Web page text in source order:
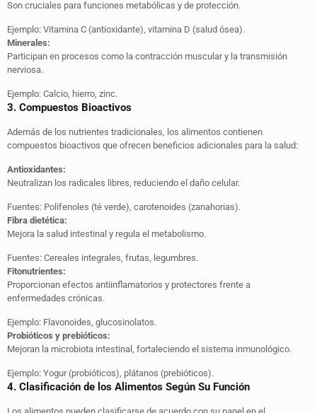
Son cruciales para funciones metabólicas y de protección.
Ejemplo: Vitamina C (antioxidante), vitamina D (salud ósea).
Minerales:
Participan en procesos como la contracción muscular y la transmisión
nerviosa.
Ejemplo: Calcio, hierro, zinc.
3. Compuestos Bioactivos
Además de los nutrientes tradicionales, los alimentos contienen
compuestos bioactivos que ofrecen beneficios adicionales para la salud:
Antioxidantes:
Neutralizan los radicales libres, reduciendo el daño celular.
Fuentes: Polifenoles (té verde), carotenoides (zanahorias).
Fibra dietética:
Mejora la salud intestinal y regula el metabolismo.
Fuentes: Cereales integrales, frutas, legumbres.
Fitonutrientes:
Proporcionan efectos antiinflamatorios y protectores frente a
enfermedades crónicas.
Ejemplo: Flavonoides, glucosinolatos.
Probióticos y prebióticos:
Mejoran la microbiota intestinal, fortaleciendo el sistema inmunológico.
Ejemplo: Yogur (probióticos), plátanos (prebióticos).
4. Clasificación de los Alimentos Según Su Función